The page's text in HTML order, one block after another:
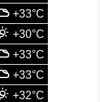
+33°C
+30°C
+33°C
+33°C
+32°C